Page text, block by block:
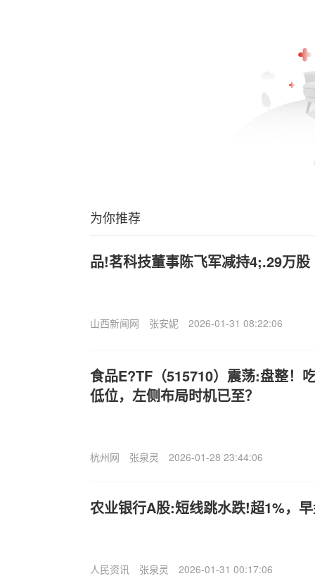
为你推荐
品!茗科技董事陈飞军减持4;.29万股
山西新闻网 张安妮 2026-01-31 08:22:06
食品E?TF（515710）震荡:盘整！
低位，左侧布局时机已至？
杭州网 张泉灵 2026-01-28 23:44:06
农业银行A股:短线跳水跌!超1%，
人民资讯 张泉灵 2026-01-31 00:17:06